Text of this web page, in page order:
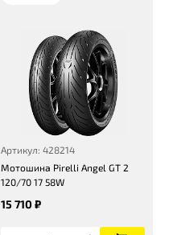
Артикул: 428214
Мотошина Pirelli Angel GT 2
120/70 17 58W
15 710 ₽